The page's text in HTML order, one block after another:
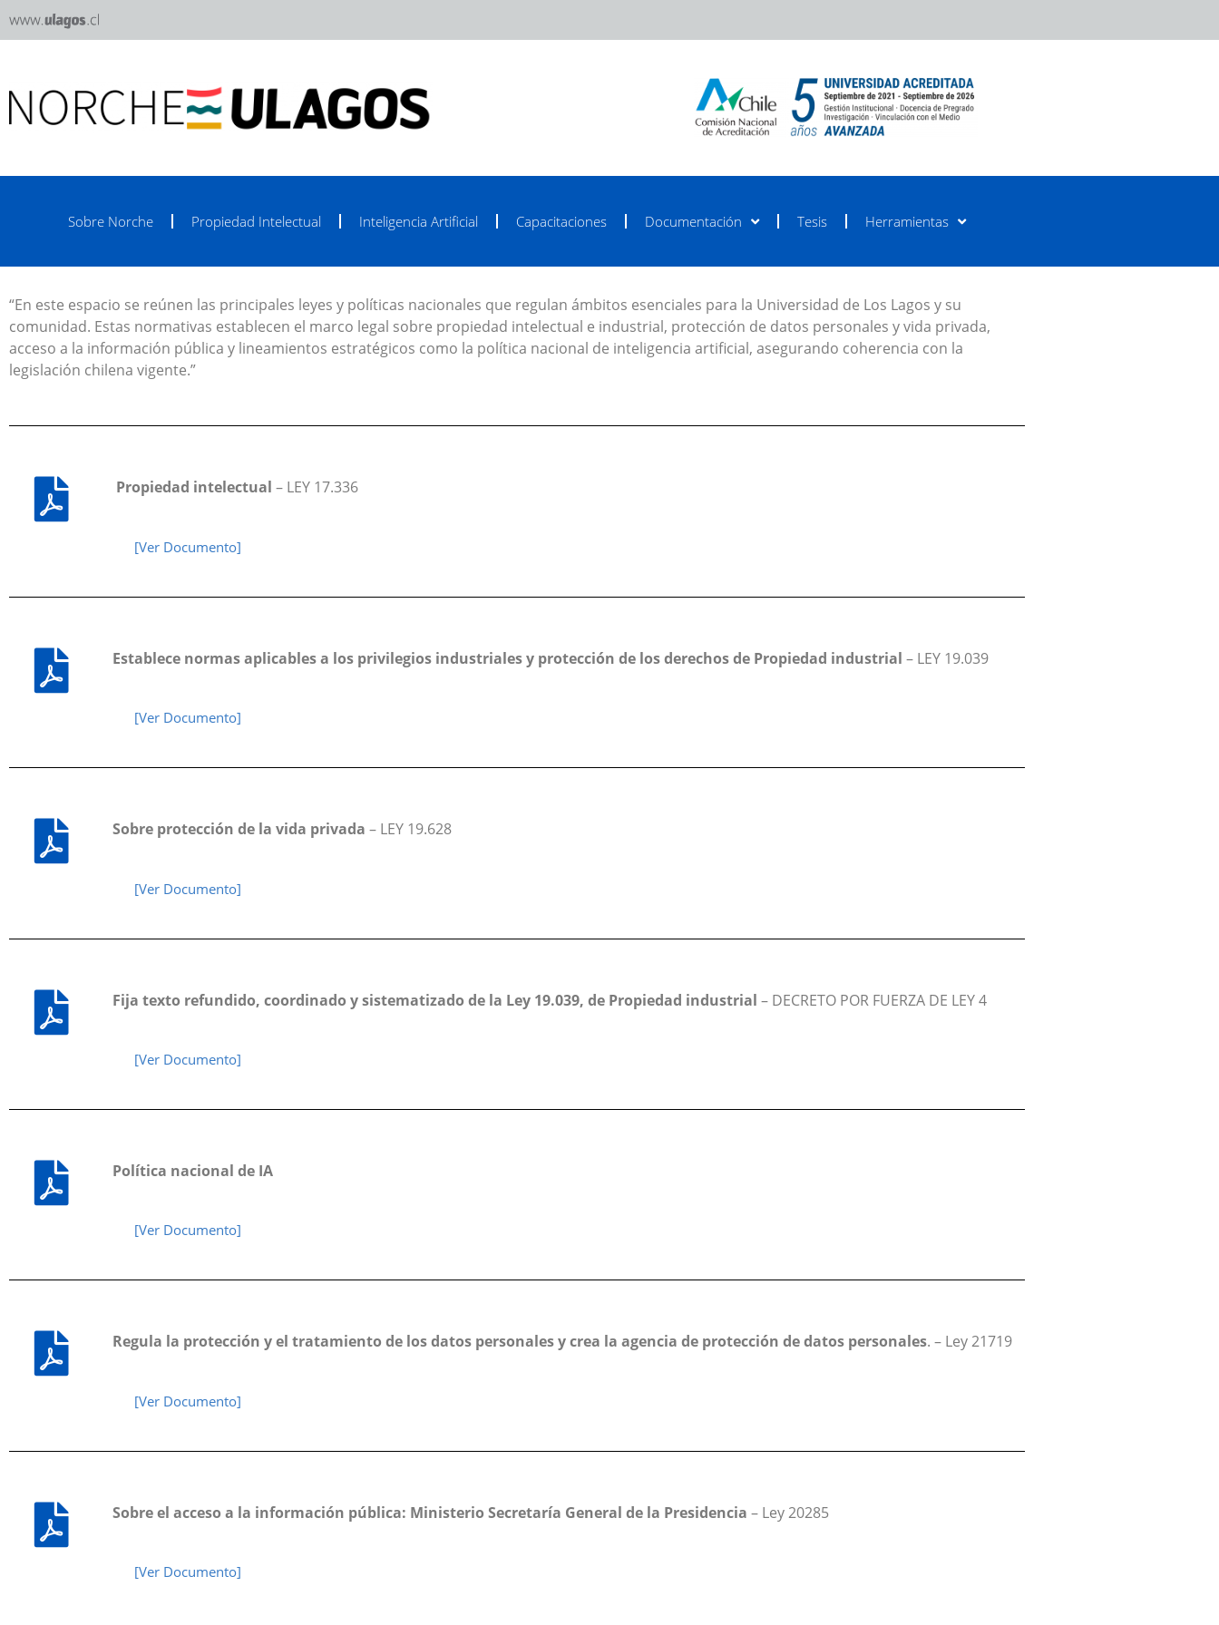
Sobre Norche Propiedad Intelectual Inteligencia Artificial Capacitaciones Documentación Tesis Herramientas
“En este espacio se reúnen las principales leyes y políticas nacionales que regulan ámbitos esenciales para la Universidad de Los Lagos y su
comunidad. Estas normativas establecen el marco legal sobre propiedad intelectual e industrial, protección de datos personales y vida privada,
acceso a la información pública y lineamientos estratégicos como la política nacional de inteligencia artificial, asegurando coherencia con la
legislación chilena vigente.”
Propiedad intelectual – LEY 17.336
[Ver Documento]
Establece normas aplicables a los privilegios industriales y protección de los derechos de Propiedad industrial – LEY 19.039
[Ver Documento]
Sobre protección de la vida privada – LEY 19.628
[Ver Documento]
Fija texto refundido, coordinado y sistematizado de la Ley 19.039, de Propiedad industrial – DECRETO POR FUERZA DE LEY 4
[Ver Documento]
Política nacional de IA
[Ver Documento]
Regula la protección y el tratamiento de los datos personales y crea la agencia de protección de datos personales. – Ley 21719
[Ver Documento]
Sobre el acceso a la información pública: Ministerio Secretaría General de la Presidencia – Ley 20285
[Ver Documento]